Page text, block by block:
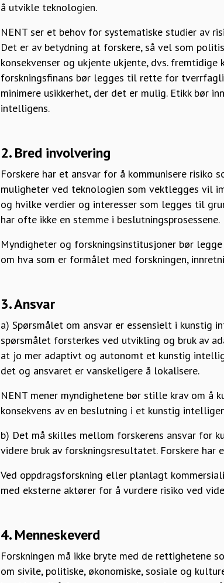
å utvikle teknologien.
NENT ser et behov for systematiske studier av
Det er av betydning at forskere, så vel som
konsekvenser og ukjente ukjente, dvs.
forskningsfinans bør legges til rette for
minimere usikkerhet, der det er mulig. Etikk bør
intelligens.
2. Bred involvering
Forskere har et ansvar for å kommunisere risiko
muligheter ved teknologien som vektlegges vil
og hvilke verdier og interesser som legges til
har ofte ikke en stemme i beslutningsprosessene.
Myndigheter og forskningsinstitusjoner bør
om hva som er formålet med forskningen,
3. Ansvar
a) Spørsmålet om ansvar er essensielt i kunstig
spørsmålet forsterkes ved utvikling og bruk av
at jo mer adaptivt og autonomt et kunstig
det og ansvaret er vanskeligere å lokalisere.
NENT mener myndighetene bør stille krav om å
konsekvens av en beslutning i et kunstig
b) Det må skilles mellom forskerens ansvar for
videre bruk av forskningsresultatet. Forskere har
Ved oppdragsforskning eller planlagt
med eksterne aktører for å vurdere risiko ved
4. Menneskeverd
Forskningen må ikke bryte med de rettighetene
om sivile, politiske, økonomiske, sosiale og